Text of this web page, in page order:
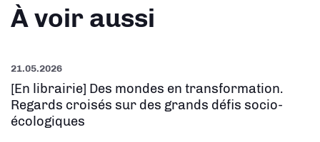
À voir aussi
21.05.2026
[En librairie] Des mondes en transformation.
Regards croisés sur des grands défis socio-
écologiques